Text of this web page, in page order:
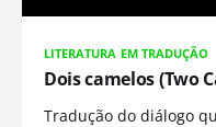
LITERATURA EM TRADUÇÃO
Dois camelos (Two
Tradução do diálogo